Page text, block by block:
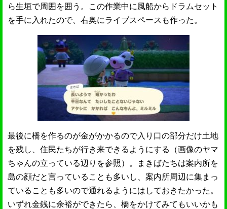
ら生垣で周囲を囲う。この作業中に風船からドラムセット
を手に入れたので、右奥にライブスペースも作った。
最後に橋を作るのが金がかかるので入り口の部分だけ土地
を残し、住民たちが行き来できるようにする（画像のヤマ
ちゃんの立っている辺りを参照）。まきばたちは案内所を
島の顔だと言っていることも多いし、案内所周辺に集まっ
ていることも多いので通れるようにはしておきたかった。
いずれ金銭に余裕ができたら、橋をかけてみてもいいかも